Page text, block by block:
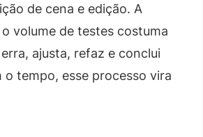
de cena e edição. A
volume de testes costuma
ajusta, refaz e conclui
o tempo, esse processo vira